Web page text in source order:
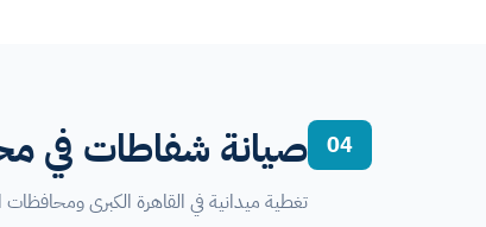
04 صيانة شفاطات في
تغطية ميدانية في القاهرة الكبرى